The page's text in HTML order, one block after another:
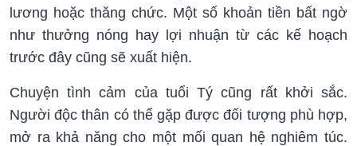
lương hoặc thăng chức. Một số khoản tiền bất ngờ
như thưởng nóng hay lợi nhuận từ các kế hoạch
trước đây cũng sẽ xuất hiện.
Chuyện tình cảm của tuổi Tý cũng rất khởi sắc.
Người độc thân có thể gặp được đối tượng phù hợp,
mở ra khả năng cho một mối quan hệ nghiêm túc.